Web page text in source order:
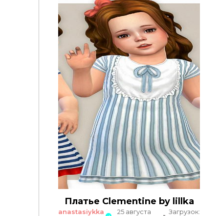
Платье Clementine by lillka
anastasiykka
25 августа
Загрузок: